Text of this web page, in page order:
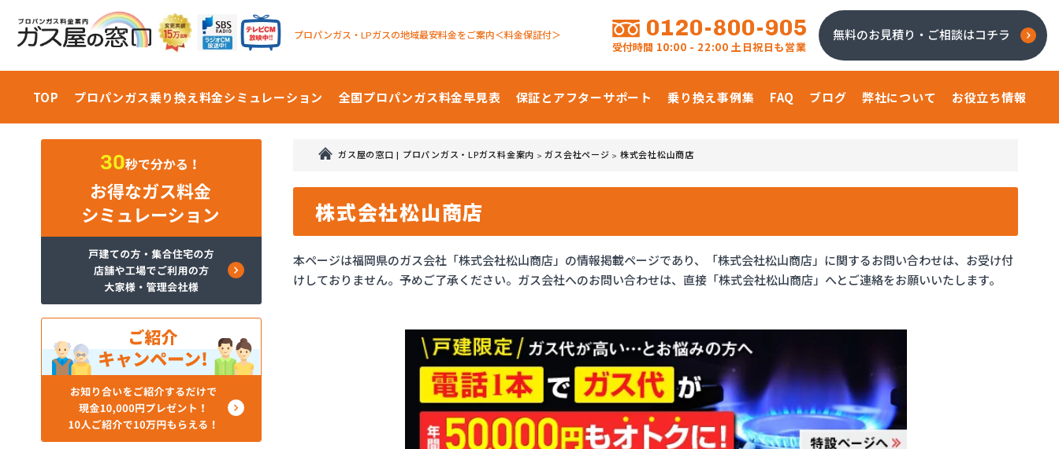
プロパンガス・LPガスの地域最安料金をご案内＜料金保証付＞ 0120-800-905
受付時間 10:00 - 22:00 土日祝日も営業
無料のお見積り・ご相談はコチラ
TOP プロパンガス乗り換え料金シミュレーション 全国プロパンガス料金早見表 保証とアフターサポート 乗り換え事例集 FAQ ブログ 弊社について お役立ち情報
ガス屋の窓口 | プロパンガス・LPガス料金案内 >ガス会社ページ > 株式会社松山商店
株式会社松山商店
本ページは福岡県のガス会社「株式会社松山商店」の情報掲載ページであり、「株式会社松山商店」に関するお問い合わせは、お受け付
けしておりません。予めご了承ください。ガス会社へのお問い合わせは、直接「株式会社松山商店」へとご連絡をお願いいたします。